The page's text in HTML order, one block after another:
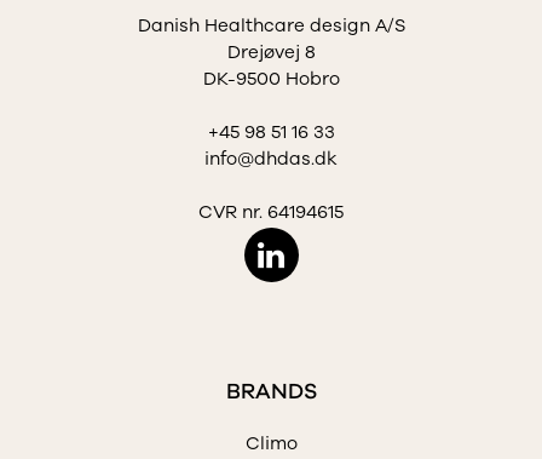
Danish Healthcare design A/S
Drejøvej 8
DK-9500 Hobro
+45 98 51 16 33
info@dhdas.dk
CVR nr. 64194615
BRANDS
Climo